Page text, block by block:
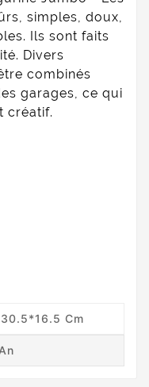
simples, doux,
Ils sont faits
Divers
combinés
garages, ce qui
créatif.
Cm